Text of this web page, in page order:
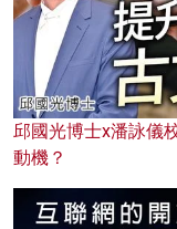
邱國光博士x潘詠儀
動機？